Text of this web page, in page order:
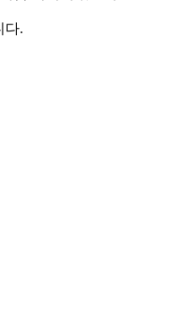
다.